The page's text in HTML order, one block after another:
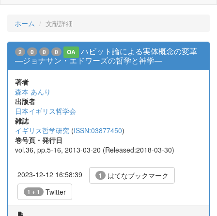
ホーム 文献詳細
2 0 0 0 OA
ハビット論による実体概念の変革
―ジョナサン・エドワーズの哲学と神学―
著者
森本 あんり
出版者
日本イギリス哲学会
雑誌
イギリス哲学研究 (ISSN:03877450)
巻号頁・発行日
vol.36, pp.5-16, 2013-03-20 (Released:2018-03-30)
2023-12-12 16:58:39 1 はてなブックマーク
1 + 1 Twitter